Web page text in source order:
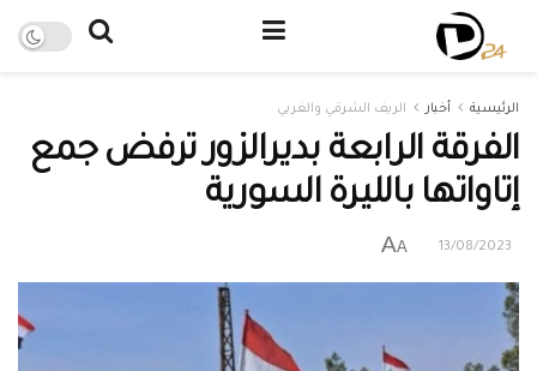
الرئيسية أخبار الريف الشرقي والغربي
الفرقة الرابعة بديرالزور ترفض جمع
إتاواتها بالليرة السورية
13/08/2023
A
A